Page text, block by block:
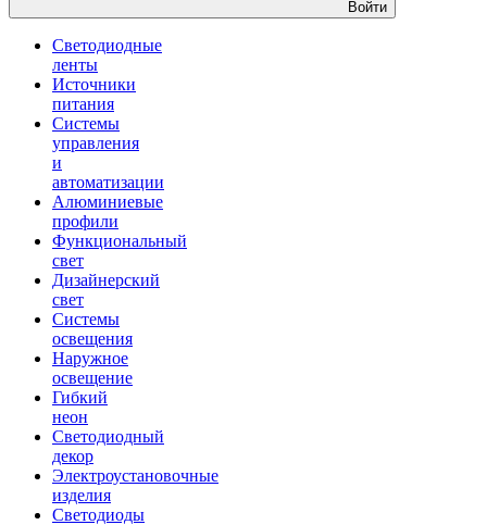
Войти
Светодиодные
ленты
Источники
питания
Системы
управления
и
автоматизации
Алюминиевые
профили
Функциональный
свет
Дизайнерский
свет
Системы
освещения
Наружное
освещение
Гибкий
неон
Светодиодный
декор
Электроустановочные
изделия
Светодиоды